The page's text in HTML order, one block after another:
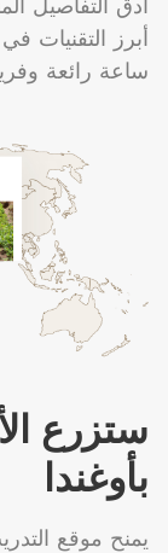
أدق التفاصيل
أبرز التقنيات
ساعة رائعة
ستزرع
بأوغندا
يمنح موقع